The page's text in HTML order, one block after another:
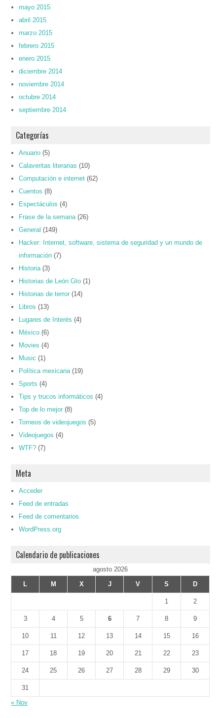
mayo 2015
abril 2015
marzo 2015
febrero 2015
enero 2015
diciembre 2014
noviembre 2014
octubre 2014
septiembre 2014
Categorías
Anuario (5)
Calaveritas literarias (10)
Computación e internet (62)
Cuentos (8)
Espectáculos (4)
Frase de la semana (26)
General (149)
Hacker: Internet, software, sistema de seguridad y un mundo de
información (7)
Historia (3)
Historias de León Gto (1)
Historias de terror (14)
Libros (13)
Lugares de Interés (4)
México (6)
Movies (4)
Music (1)
Política mexicana (19)
Sports (4)
Tips y trucos informáticos (4)
Top de lo mejor (8)
Torneos de videojuegos (5)
Videojuegos (4)
WTF? (7)
Meta
Acceder
Feed de entradas
Feed de comentarios
WordPress.org
Calendario de publicaciones
agosto 2026
L
M X J V S D
1 2
3 4 5 6 7 8 9
10 11 12 13 14 15 16
17 18 19 20 21 22 23
24 25 26 27 28 29 30
31
« Nov